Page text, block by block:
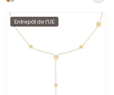
Entrepôt de l'UE